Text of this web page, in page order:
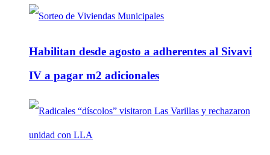
Habilitan desde agosto a adherentes al Sivavi
IV a pagar m2 adicionales